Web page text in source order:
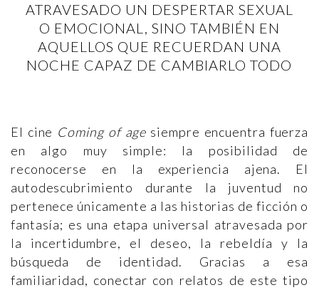
ATRAVESADO UN DESPERTAR SEXUAL
O EMOCIONAL, SINO TAMBIÉN EN
AQUELLOS QUE RECUERDAN UNA
NOCHE CAPAZ DE CAMBIARLO TODO
El cine Coming of age siempre encuentra fuerza
en algo muy simple: la posibilidad de
reconocerse en la experiencia ajena. El
autodescubrimiento durante la juventud no
pertenece únicamente a las historias de ficción o
fantasía; es una etapa universal atravesada por
la incertidumbre, el deseo, la rebeldía y la
búsqueda de identidad. Gracias a esa
familiaridad, conectar con relatos de este tipo